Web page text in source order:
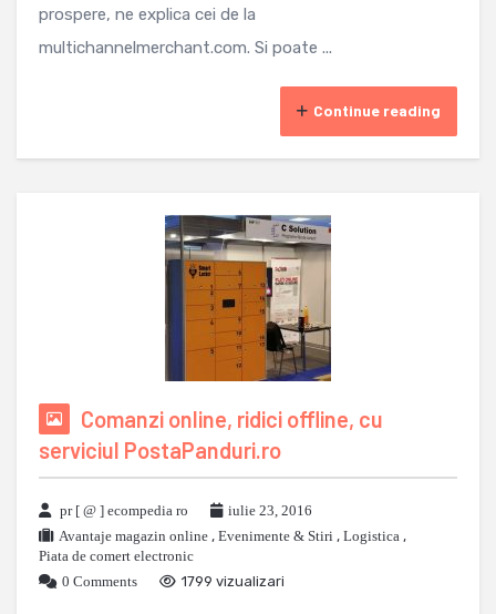
prospere, ne explica cei de la
multichannelmerchant.com. Si poate ...
Continue reading
Comanzi online, ridici offline, cu
serviciul PostaPanduri.ro
pr [ @ ] ecompedia ro
iulie 23, 2016
Avantaje magazin online , Evenimente & Stiri , Logistica ,
Piata de comert electronic
0 Comments
1799 vizualizari